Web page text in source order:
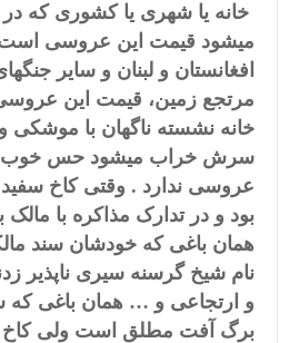
خانه یا شهری یا کشوری که در
میشود قیمت این عروسی
افغانستان و لبنان و سایر
مرتجع زمین، قیمت این
خانه نشسته ناگهان با موشکی
سرش خراب میشود حس خوب
عروسی ندارد . وقتی کاخ
بود و در تدارک مذاکره با
نام شیخ گرسنه سیری ناپذیر
و ارتجاعی و … همان باغی که
برگ آفت مطلق است ولی کاخ